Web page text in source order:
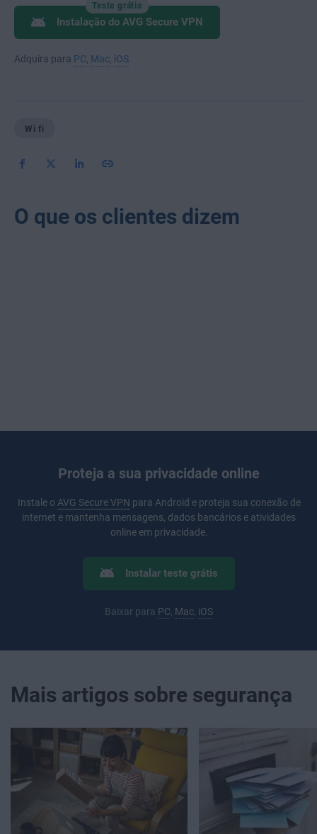
Teste grátis
Instalação do AVG Secure VPN
Adquira para PC, Mac, iOS
Wi fi
O que os clientes dizem
Proteja a sua privacidade online
Instale o AVG Secure VPN para Android e proteja sua conexão de
internet e mantenha mensagens, dados bancários e atividades
online em privacidade.
Instalar teste grátis
Baixar para PC Mac iOS
Mais artigos sobre segurança